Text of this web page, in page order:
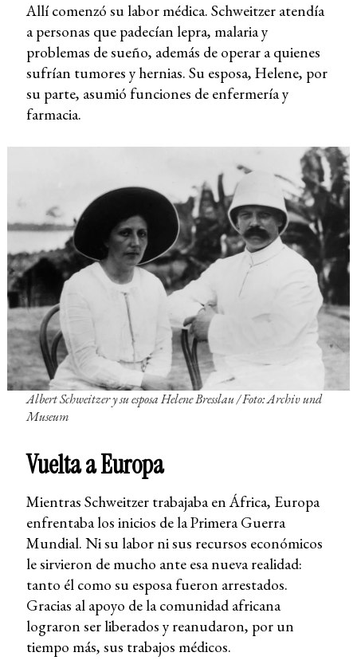
Allí comenzó su labor médica. Schweitzer atendía
a personas que padecían lepra, malaria y
problemas de sueño, además de operar a quienes
sufrían tumores y hernias. Su esposa, Helene, por
su parte, asumió funciones de enfermería y
farmacia.
Albert Schweitzer y su esposa Helene Bresslau / Foto: Archiv und
Museum
Vuelta a Europa
Mientras Schweitzer trabajaba en África, Europa
enfrentaba los inicios de la Primera Guerra
Mundial. Ni su labor ni sus recursos económicos
le sirvieron de mucho ante esa nueva realidad:
tanto él como su esposa fueron arrestados.
Gracias al apoyo de la comunidad africana
lograron ser liberados y reanudaron, por un
tiempo más, sus trabajos médicos.